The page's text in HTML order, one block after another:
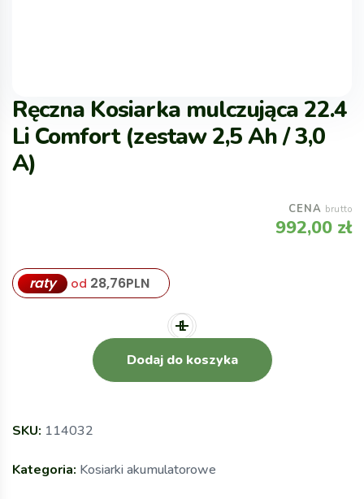
Ręczna Kosiarka mulczująca 22.4
Li Comfort (zestaw 2,5 Ah / 3,0
A)
CENA brutto
992,00 zł
raty od 28,76PLN
Dodaj do koszyka
SKU: 114032
Kategoria: Kosiarki akumulatorowe